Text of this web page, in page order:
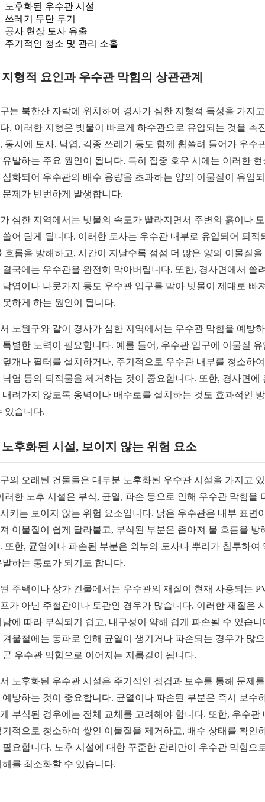
노후화된 우수관 시설
쓰레기 무단 투기
공사 현장 토사 유출
주기적인 청소 및 관리 소홀
지형적 요인과 우수관 막힘의 상관관계
는 북한산 자락에 위치하여 경사가 심한 지형적 특성을 가지
. 이러한 지형은 빗물이 빠르게 하수관으로 유입되는 것을 촉
동시에 토사, 낙엽, 각종 쓰레기 등도 함께 휩쓸려 들어가 우수
유발하는 주요 원인이 됩니다. 특히 집중 호우 시에는 이러한 현
심화되어 우수관의 배수 용량을 초과하는 양의 이물질이 유입
문제가 빈번하게 발생합니다.
심한 지역에서는 빗물의 속도가 빨라지면서 주변의 흙이나
쓸어 담게 됩니다. 이러한 토사는 우수관 내부로 유입되어 퇴적
흐름을 방해하고, 시간이 지날수록 점점 더 많은 양의 이물질을
결국에는 우수관을 완전히 막아버립니다. 또한, 경사면에서 쓸
낙엽이나 나뭇가지 등도 우수관 입구를 막아 빗물이 제대로 빠
못하게 하는 원인이 됩니다.
노원구와 같이 경사가 심한 지역에서는 우수관 막힘을 예방
특별한 노력이 필요합니다. 예를 들어, 우수관 입구에 이물질 유
덮개나 필터를 설치하거나, 주기적으로 우수관 내부를 청소하
낙엽 등의 퇴적물을 제거하는 것이 중요합니다. 또한, 경사면에
내려가지 않도록 옹벽이나 배수로를 설치하는 것도 효과적인
있습니다.
노후화된 시설, 보이지 않는 위험 요소
의 오래된 건물들은 대부분 노후화된 우수관 시설을 가지고
러한 노후 시설은 부식, 균열, 파손 등으로 인해 우수관 막힘을
키는 보이지 않는 위험 요소입니다. 낡은 우수관은 내부 표면
이물질이 쉽게 달라붙고, 부식된 부분은 좁아져 물 흐름을 방
또한, 균열이나 파손된 부분은 외부의 토사나 뿌리가 침투하여
발하는 통로가 되기도 합니다.
주택이나 상가 건물에서는 우수관의 재질이 현재 사용되는
가 아닌 주철관이나 토관인 경우가 많습니다. 이러한 재질은
남에 따라 부식되기 쉽고, 내구성이 약해 쉽게 파손될 수 있습니
겨울철에는 동파로 인해 균열이 생기거나 파손되는 경우가 많
곧 우수관 막힘으로 이어지는 지름길이 됩니다.
노후화된 우수관 시설은 주기적인 점검과 보수를 통해 문제
예방하는 것이 중요합니다. 균열이나 파손된 부분은 즉시 보수
부식된 경우에는 전체 교체를 고려해야 합니다. 또한, 우수관
기적으로 청소하여 쌓인 이물질을 제거하고, 배수 상태를 확인
필요합니다. 노후 시설에 대한 꾸준한 관리만이 우수관 막힘으
해를 최소화할 수 있습니다.